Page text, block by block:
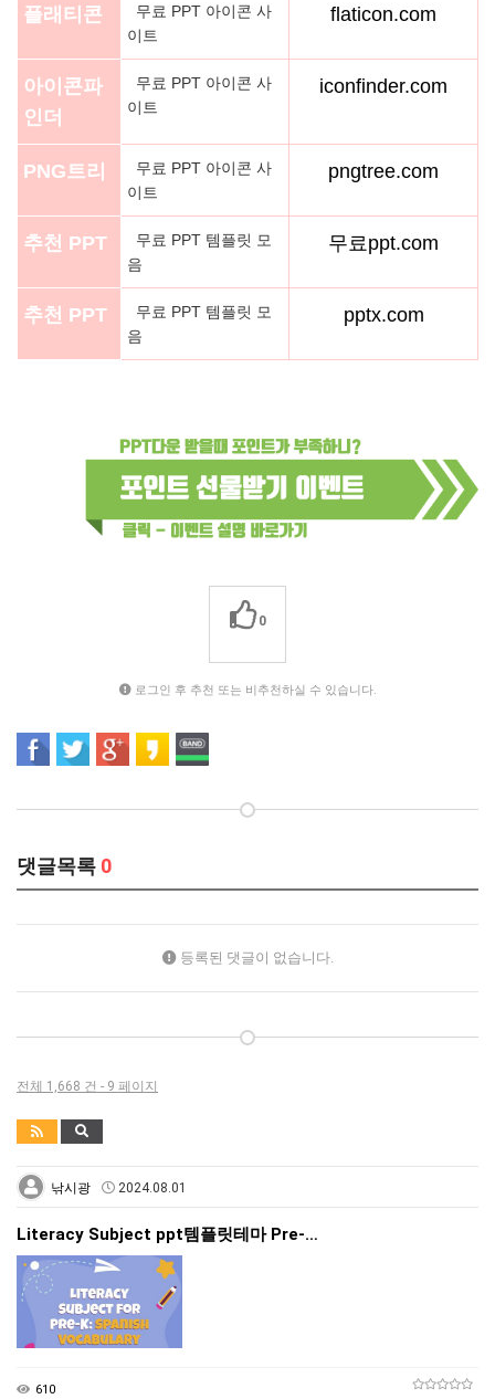
플래티콘
무료 PPT 아이콘 사
이트
flaticon.com
아이콘파
인더
무료 PPT 아이콘 사
이트
iconfinder.com
PNG트리
무료 PPT 아이콘 사
이트
pngtree.com
추천 PPT
무료 PPT 템플릿 모
음
무료ppt.com
추천 PPT
무료 PPT 템플릿 모
음
pptx.com
0
로그인 후 추천 또는 비추천하실 수 있습니다.
댓글목록 0
등록된 댓글이 없습니다.
전체 1,668 건 - 9 페이지
낚시광 2024.08.01
Literacy Subject ppt템플릿테마 Pre-…
610